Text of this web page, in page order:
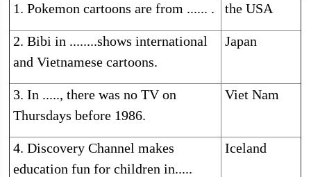
1. Pokemon cartoons are from ...... . the USA
2. Bibi in ........shows international
and Vietnamese cartoons.
Japan
3. In ....., there was no TV on
Thursdays before 1986.
Viet Nam
4. Discovery Channel makes
education fun for children in.....
Iceland